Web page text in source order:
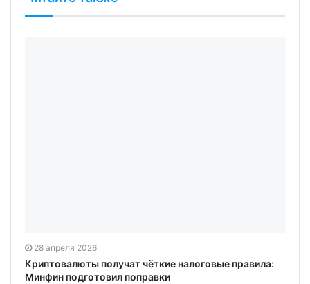
28 апреля 2026
Криптовалюты получат чёткие налоговые правила:
Минфин подготовил поправки